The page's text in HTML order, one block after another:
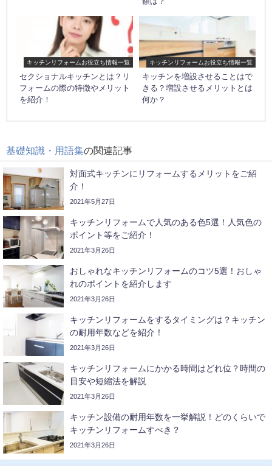
キッチンリフォームお役立ち情報一覧
セクショナルキッチンとは？リ
フォームの際の特徴やメリット
を紹介！
キッチンリフォームお役立ち情報一覧
キッチンを増設させることはで
きる？増設させるメリットとは
何か？
基礎知識・用語集の関連記事
対面式キッチンにリフォームするメリットをご紹
介！
2021年5月27日
キッチンリフォームで人気のある色5選！人気色の
ポイント等をご紹介！
2021年3月26日
おしゃれなキッチンリフォームのコツ5選！おしゃ
れのポイントを紹介します
2021年3月26日
キッチンリフォームをするタイミングは？キッチン
の耐用年数などを紹介！
2021年3月26日
キッチンリフォームにかかる時間はどれ位？時間の
目安や短縮法を解説
2021年3月26日
キッチン設備の耐用年数を一挙解説！どのくらいで
キッチンリフォームすべき？
2021年3月26日